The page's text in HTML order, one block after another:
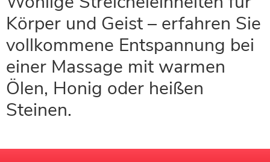
Körper und Geist – erfahren Sie
vollkommene Entspannung bei
einer Massage mit warmen
Ölen, Honig oder heißen
Steinen.